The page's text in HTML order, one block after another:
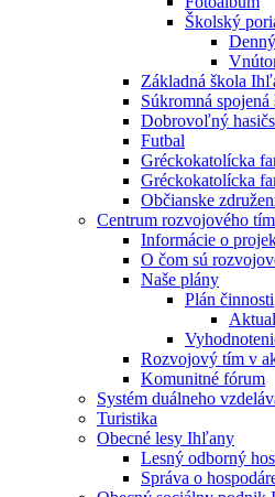
Školský
Základná škola
Súkromná
Dobrovoľný
Futbal
Gréckokatolícka
Gréckokatolícka
Občianske
Centrum rozvojového
Informácie o
O čom sú
Naše plány
Plán činnosti
Rozvojový tím v
Komunitné fórum
Systém duálneho
Turistika
Obecné lesy Ihľany
Lesný odborný
Správa o